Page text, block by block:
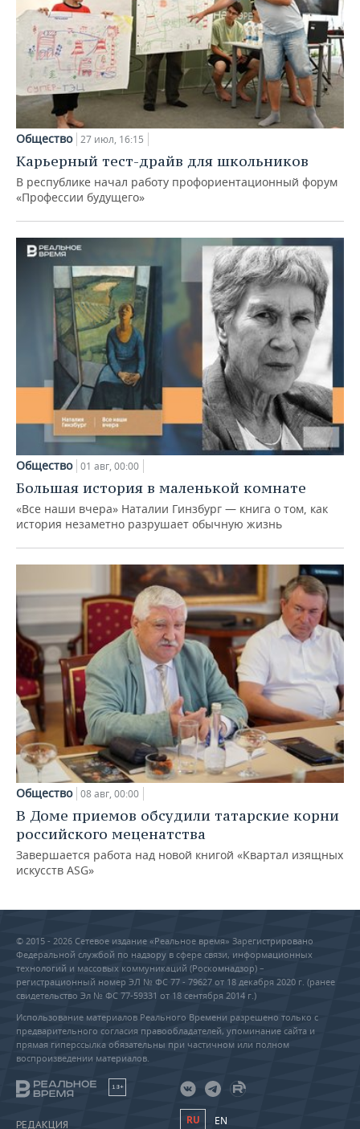
Общество 27 июл, 16:15
Карьерный тест-драйв для школьников
В республике начал работу профориентационный форум
«Профессии будущего»
Общество 01 авг, 00:00
Большая история в маленькой комнате
«Все наши вчера» Наталии Гинзбург — книга о том, как
история незаметно разрушает обычную жизнь
Общество 08 авг, 00:00
В Доме приемов обсудили татарские корни
российского меценатства
Завершается работа над новой книгой «Квартал изящных
искусств ASG»
© 2015 - 2026 Сетевое издание «Реальное время» Зарегистрировано
Федеральной службой по надзору в сфере связи, информационных
технологий и массовых коммуникаций (Роскомнадзор) –
регистрационный номер ЭЛ № ФС 77 - 79627 от 18 декабря 2020 г. (ранее
свидетельство Эл № ФС 77-59331 от 18 сентября 2014 г.)
Использование материалов Реального Времени разрешено только с
предварительного согласия правообладателей, упоминание сайта и
прямая гиперссылка обязательны при частичном или полном
воспроизведении материалов.
18+
РЕДАКЦИЯ RU EN